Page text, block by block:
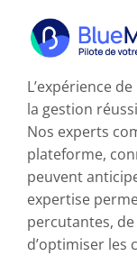
contenu
Expertises
Formations
Externalisation
Réalisations
L’expérience
la gestion
Nos experts
plateforme,
peuvent
expertise
percutantes,
d’optimiser les